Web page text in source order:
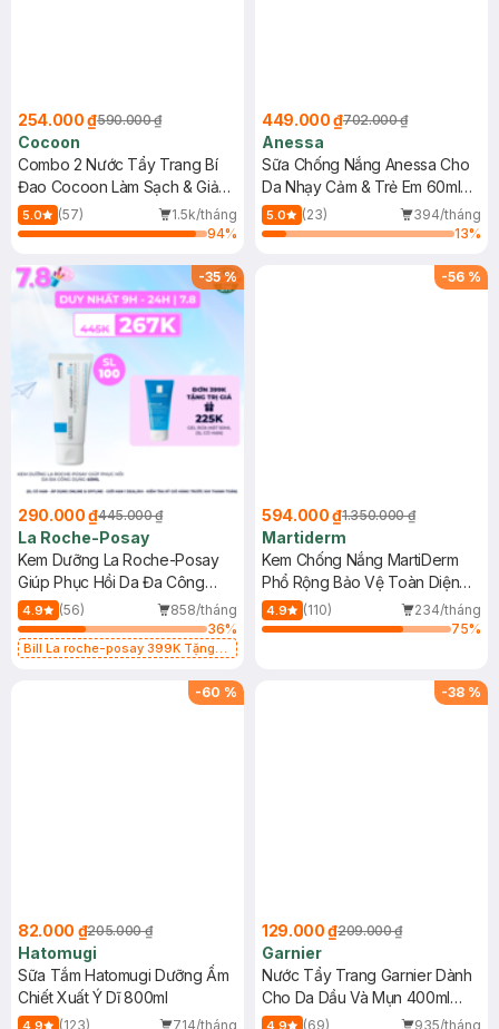
254.000 ₫590.000 ₫
Cocoon
Combo 2 Nước Tẩy Trang Bí
Đao Cocoon Làm Sạch & Giảm
Dầu 500ml
5.0 (57)
1.5k/tháng
94%
449.000 ₫702.000 ₫
Anessa
Sữa Chống Nắng Anessa Cho
Da Nhạy Cảm & Trẻ Em 60ml
(Mới)
5.0 (23)
394/tháng
13%
-35%
290.000 ₫445.000 ₫
La Roche-Posay
Kem Dưỡng La Roche-Posay
Giúp Phục Hồi Da Đa Công
Dụng 40ml
4.9 (56)
858/tháng
36%
Bill La roche-posay 399K Tặng
-56 %
594.000 ₫1.350.000 ₫
Martiderm
Kem Chống Nắng MartiDerm
Phổ Rộng Bảo Vệ Toàn Diện
40ml
4.9 (110)
234/tháng
75%
-60 %
82.000 ₫205.000 ₫
Hatomugi
Sữa Tắm Hatomugi Dưỡng Ẩm
Chiết Xuất Ý Dĩ 800ml
4.9 (123)
714/tháng
-38 %
129.000 ₫209.000 ₫
Garnier
Nước Tẩy Trang Garnier Dành
Cho Da Dầu Và Mụn 400ml
(Mới)
4.9 (69)
935/tháng